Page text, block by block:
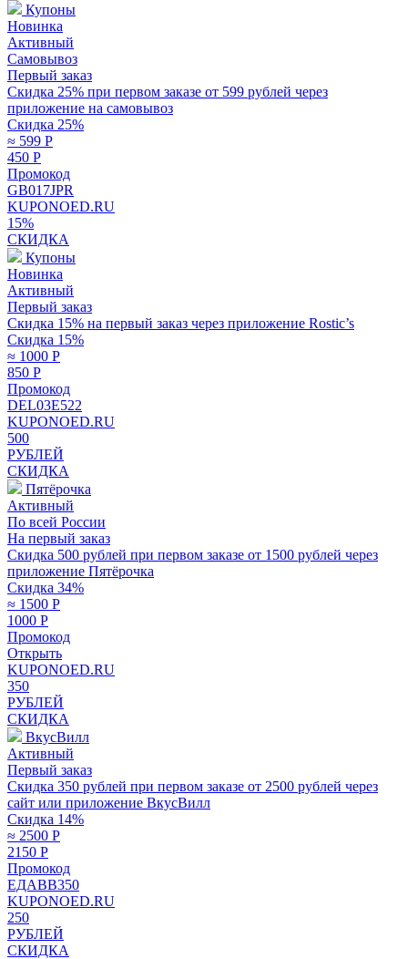
Купоны
Новинка
Активный
Самовывоз
Первый заказ
Скидка 25% при первом заказе от 599 рублей через
приложение на самовывоз
Скидка 25%
≈ 599 Р
450 Р
Промокод
GB017JPR
KUPONOED.RU
15%
СКИДКА
Купоны
Новинка
Активный
Первый заказ
Скидка 15% на первый заказ через приложение Rostic’s
Скидка 15%
≈ 1000 Р
850 Р
Промокод
DEL03E522
KUPONOED.RU
500
РУБЛЕЙ
СКИДКА
Пятёрочка
Активный
По всей России
На первый заказ
Скидка 500 рублей при первом заказе от 1500 рублей через
приложение Пятёрочка
Скидка 34%
≈ 1500 Р
1000 Р
Промокод
Открыть
KUPONOED.RU
350
РУБЛЕЙ
СКИДКА
ВкусВилл
Активный
Первый заказ
Скидка 350 рублей при первом заказе от 2500 рублей через
сайт или приложение ВкусВилл
Скидка 14%
≈ 2500 Р
2150 Р
Промокод
ЕДАВВ350
KUPONOED.RU
250
РУБЛЕЙ
СКИДКА